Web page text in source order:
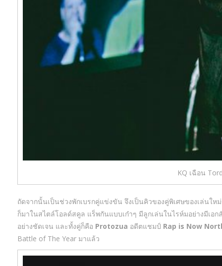
KQ เฉือน
ถัดจากนั้นเป็นช่วงพักเบรกคู่แข่งขัน จึงเป็นคิวของคู่พิเศษของเล่นใ
ก็มาในสไตล์โอลด์สคูล แร็พกันแบบเก๋าๆ มีลูกเล่นในไรห์มอย่างมีเอ
อย่างชัดเจน และทั้งคู่ก็คือ Protozua อดีตแชมป์ Rap is Now
Battle of The Year มาแล้ว